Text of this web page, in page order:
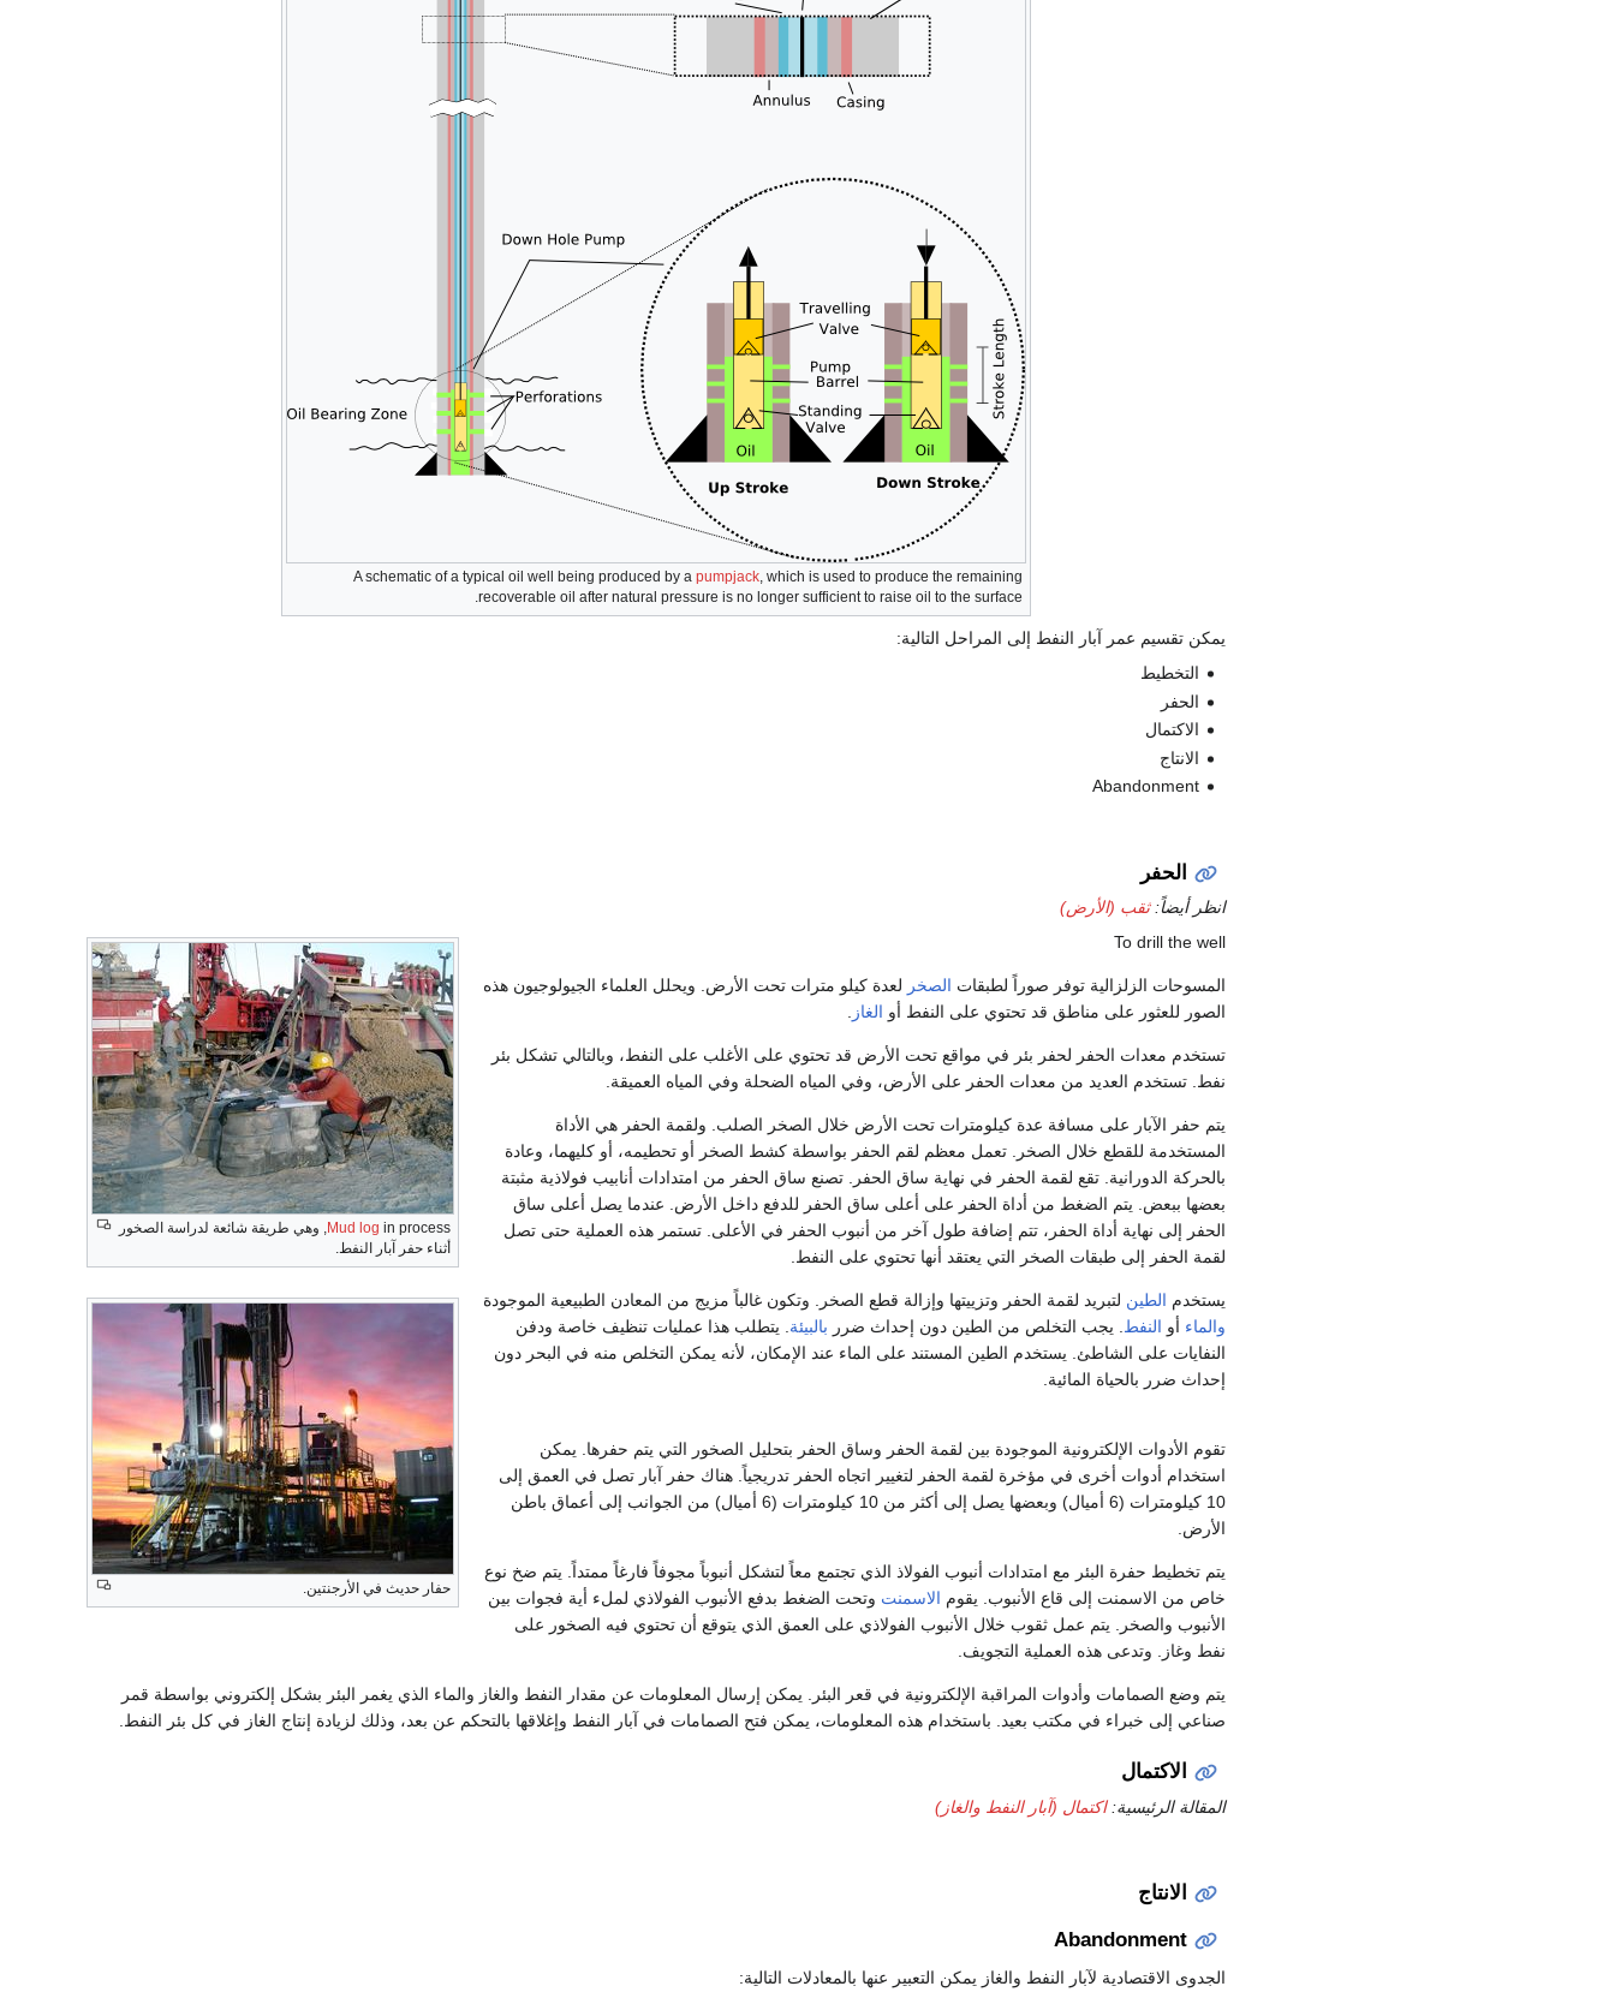
A schematic of a typical oil well being produced by a pumpjack, which is used to produce the remaining
recoverable oil after natural pressure is no longer sufficient to raise oil to the surface.
يمكن تقسيم عمر آبار النفط إلى المراحل التالية:
التخطيط
الحفر
الاكتمال
الانتاج
Abandonment
الحفر
انظر أيضاً:ثقب (الأرض)
Mud log in process, وهي طريقة شائعة لدراسة الصخور
أثناء حفر آبار النفط.
To drill the well
حفار حديث في الأرجنتين.
المسوحات الزلزالية توفر صوراً لطبقات الصخر لعدة كيلو مترات تحت الأرض. ويحلل العلماء الجيولوجيون هذه
الصور للعثور على مناطق قد تحتوي على النفط أو الغاز
تستخدم معدات الحفر لحفر بئر في مواقع تحت الأرض قد تحتوي على الأغلب على النفط، وبالتالي تشكل بئر
نفط. تستخدم العديد من معدات الحفر على الأرض، وفي المياه الضحلة وفي المياه العميقة.
يتم حفر الآبار على مسافة عدة كيلومترات تحت الأرض خلال الصخر الصلب. ولقمة الحفر هي الأداة
المستخدمة للقطع خلال الصخر. تعمل معظم لقم الحفر بواسطة كشط الصخر أو تحطيمه، أو كليهما، وعادة
بالحركة الدورانية. تقع لقمة الحفر في نهاية ساق الحفر. تصنع ساق الحفر من امتدادات أنابيب فولاذية مثبتة
بعضها ببعض. يتم الضغط من أداة الحفر على أعلى ساق الحفر للدفع داخل الأرض. عندما يصل أعلى ساق
الحفر إلى نهاية أداة الحفر، تتم إضافة طول آخر من أنبوب الحفر في الأعلى. تستمر هذه العملية حتى تصل
لقمة الحفر إلى طبقات الصخر التي يعتقد أنها تحتوي على النفط.
يستخدم الطين لتبريد لقمة الحفر وتزييتها وإزالة قطع الصخر. وتكون غالباً مزيج من المعادن الطبيعية الموجودة
والماء أو النفط . يجب التخلص من الطين دون إحداث ضرر بالبيئة . يتطلب هذا عمليات تنظيف خاصة ودفن
النفايات على الشاطئ. يستخدم الطين المستند على الماء عند الإمكان، لأنه يمكن التخلص منه في البحر دون
إحداث ضرر بالحياة المائية.
تقوم الأدوات الإلكترونية الموجودة بين لقمة الحفر وساق الحفر بتحليل الصخور التي يتم حفرها. يمكن
استخدام أدوات أخرى في مؤخرة لقمة الحفر لتغيير اتجاه الحفر تدريجياً. هناك حفر آبار تصل في العمق إلى
10 كيلومترات (6 أميال) وبعضها يصل إلى أكثر من 10 كيلومترات (6 أميال) من الجوانب إلى أعماق باطن
الأرض.
يتم تخطيط حفرة البئر مع امتدادات أنبوب الفولاذ الذي تجتمع معاً لتشكل أنبوباً مجوفاً فارغاً ممتداً. يتم ضخ نوع
خاص من الاسمنت إلى قاع الأنبوب. يقوم الاسمنت وتحت الضغط بدفع الأنبوب الفولاذي لملء أية فجوات بين
الأنبوب والصخر. يتم عمل ثقوب خلال الأنبوب الفولاذي على العمق الذي يتوقع أن تحتوي فيه الصخور على
نفط وغاز. وتدعى هذه العملية التجويف.
يتم وضع الصمامات وأدوات المراقبة الإلكترونية في قعر البئر. يمكن إرسال المعلومات عن مقدار النفط والغاز والماء الذي يغمر البئر بشكل إلكتروني بواسطة قمر
صناعي إلى خبراء في مكتب بعيد. باستخدام هذه المعلومات، يمكن فتح الصمامات في آبار النفط وإغلاقها بالتحكم عن بعد، وذلك لزيادة إنتاج الغاز في كل بئر النفط.
الاكتمال
المقالة الرئيسية:اكتمال (آبار النفط والغاز)
الانتاج
Abandonment
الجدوى الاقتصادية لآبار النفط والغاز يمكن التعبير عنها بالمعادلات التالية: